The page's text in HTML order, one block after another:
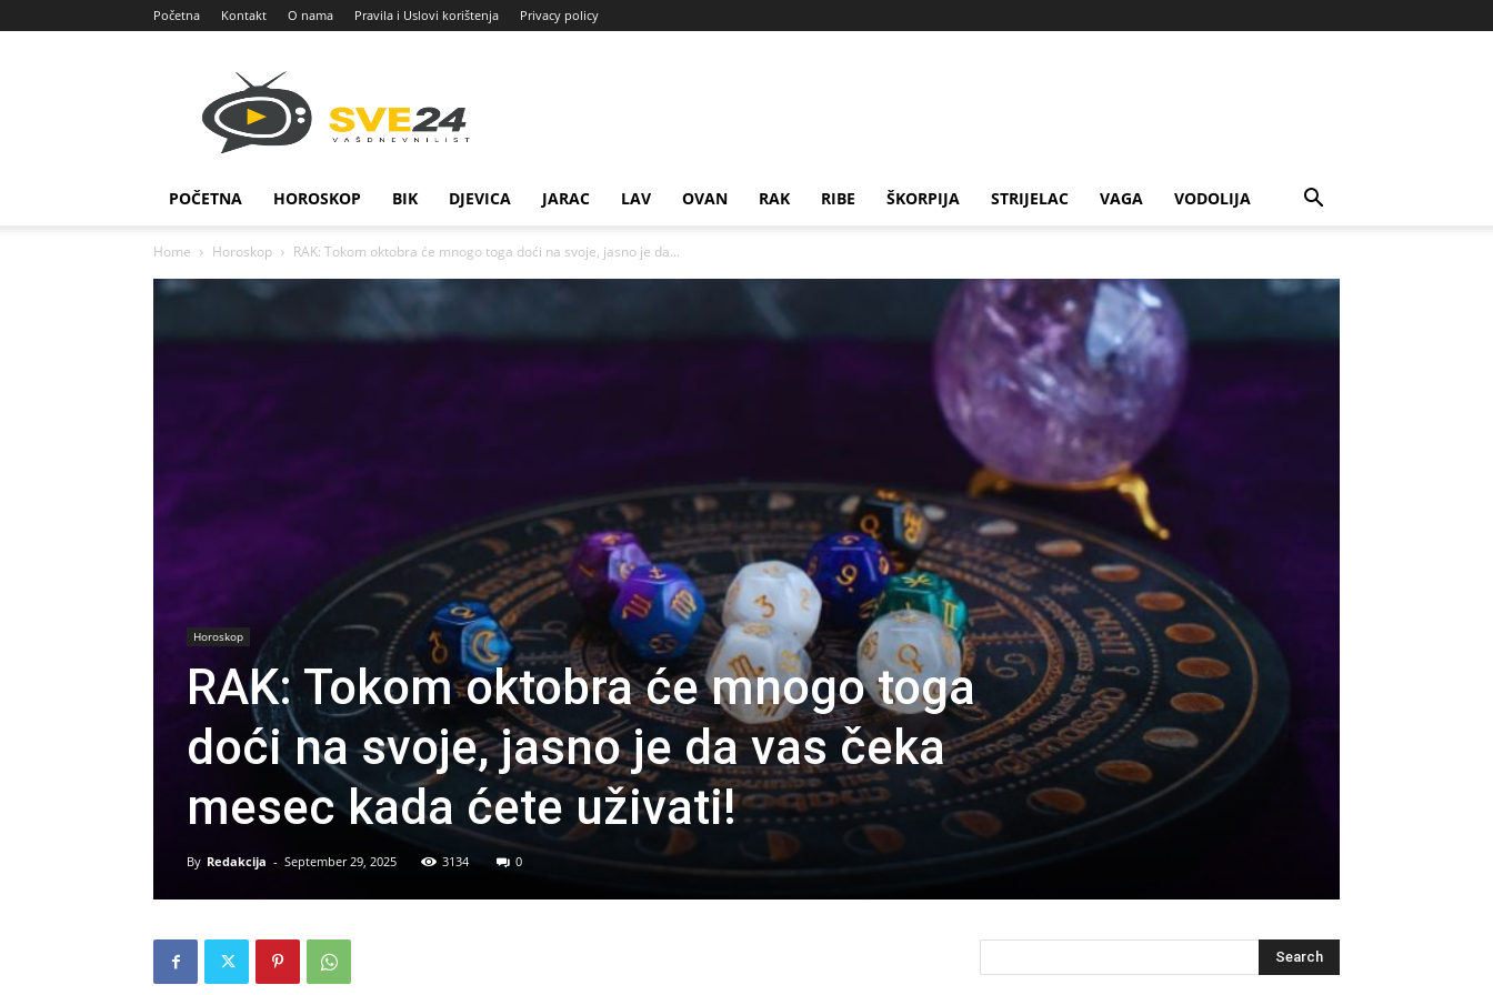
Početna Kontakt O nama Pravila i Uslovi korištenja Privacy policy
POČETNA HOROSKOP BIK DJEVICA JARAC LAV OVAN RAK RIBE ŠKORPIJA STRIJELAC VAGA VODOLIJA
Home Horoskop RAK: Tokom oktobra će mnogo toga doći na svoje, jasno je da...
Horoskop
RAK: Tokom oktobra će mnogo toga
doći na svoje, jasno je da vas čeka
mesec kada ćete uživati!
By Redakcija - September 29, 2025 3134 0